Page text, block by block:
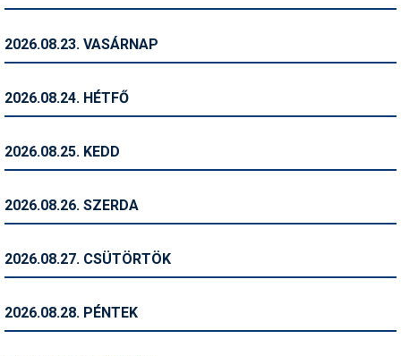
Snowboard
Szakértők
Telemark
2026.08.23. VASÁRNAP
2026.08.24. HÉTFŐ
2026.08.25. KEDD
2026.08.26. SZERDA
2026.08.27. CSÜTÖRTÖK
2026.08.28. PÉNTEK